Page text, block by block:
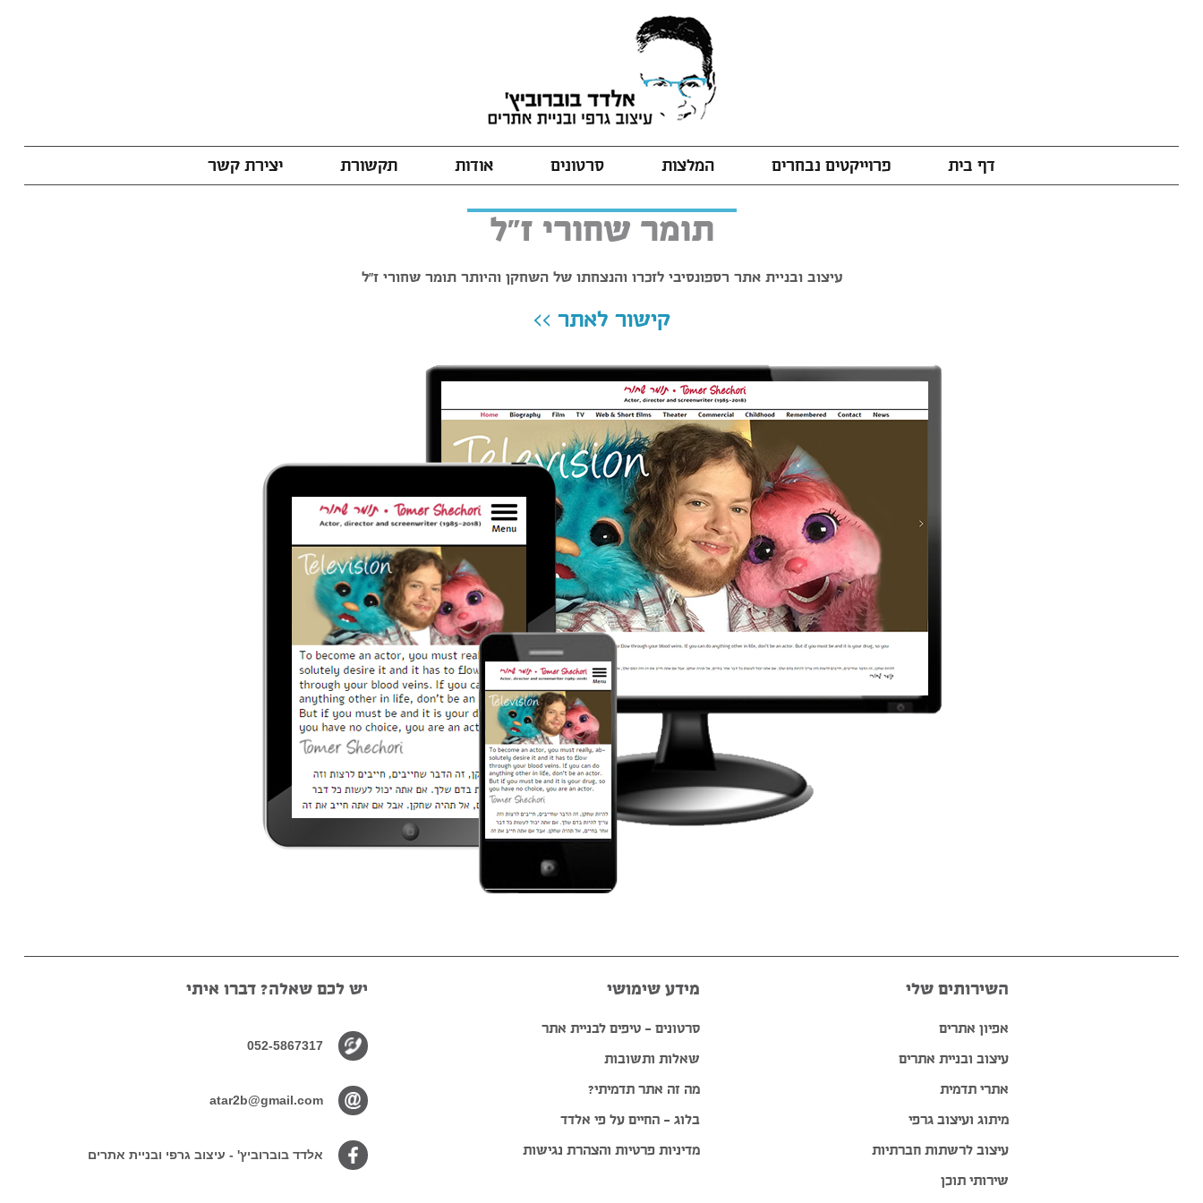
דף בית פרוייקטים נבחרים המלצות סרטונים אודות תקשורת יצירת קשר
תומר שחורי ז"ל
עיצוב ובניית אתר רספונסיבי לזכרו והנצחתו של השחקן והיותר תומר שחורי ז"ל
קישור לאתר >>
השירותים שלי
אפיון אתרים
עיצוב ובניית אתרים
אתרי תדמית
מיתוג ועיצוב גרפי
עיצוב לרשתות חברתיות
שירותי תוכן
מידע שימושי
סרטונים – טיפים לבניית אתר
שאלות ותשובות
מה זה אתר תדמיתי?
בלוג – החיים על פי אלדד
מדיניות פרטיות והצהרת נגישות
יש לכם שאלה? דברו איתי
052-5867317
atar2b@gmail.com
אלדד בוברוביץ' - עיצוב גרפי ובניית אתרים